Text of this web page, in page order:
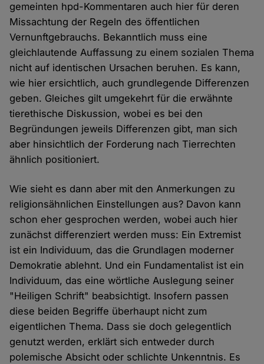
gemeinten hpd-Kommentaren auch hier für deren
Missachtung der Regeln des öffentlichen
Vernunftgebrauchs. Bekanntlich muss eine
gleichlautende Auffassung zu einem sozialen Thema
nicht auf identischen Ursachen beruhen. Es kann,
wie hier ersichtlich, auch grundlegende Differenzen
geben. Gleiches gilt umgekehrt für die erwähnte
tierethische Diskussion, wobei es bei den
Begründungen jeweils Differenzen gibt, man sich
aber hinsichtlich der Forderung nach Tierrechten
ähnlich positioniert.
Wie sieht es dann aber mit den Anmerkungen zu
religionsähnlichen Einstellungen aus? Davon kann
schon eher gesprochen werden, wobei auch hier
zunächst differenziert werden muss: Ein Extremist
ist ein Individuum, das die Grundlagen moderner
Demokratie ablehnt. Und ein Fundamentalist ist ein
Individuum, das eine wörtliche Auslegung seiner
"Heiligen Schrift" beabsichtigt. Insofern passen
diese beiden Begriffe überhaupt nicht zum
eigentlichen Thema. Dass sie doch gelegentlich
genutzt werden, erklärt sich entweder durch
polemische Absicht oder schlichte Unkenntnis. Es